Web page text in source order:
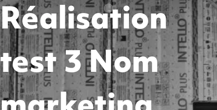
Réalisation
test 3 Nom